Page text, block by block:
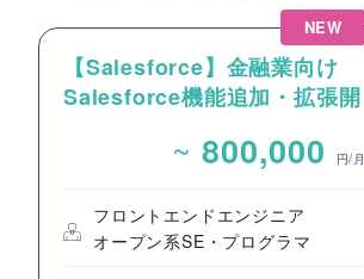
NEW
【Salesforce】金融業向け
Salesforce機能追加・拡張開
~ 800,000 円/月
フロントエンドエンジニア
オープン系SE・プログラマ